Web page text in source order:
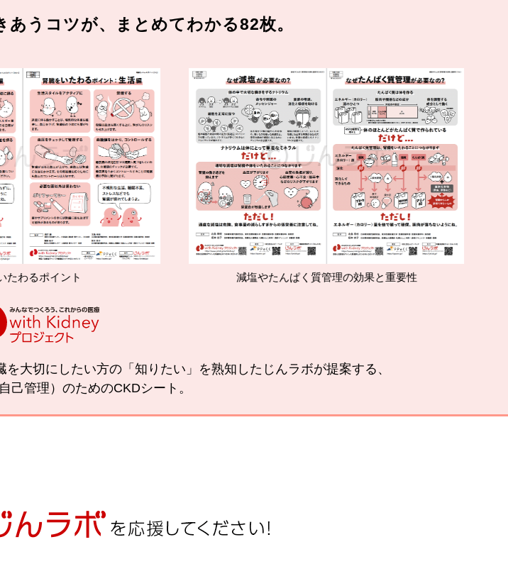
うコツが、まとめてわかる82枚。
減塩やたんぱく質管理の効果と重要性
大切にしたい方の「知りたい」を熟知したじんラボが提案する、
己管理）のためのCKDシート。